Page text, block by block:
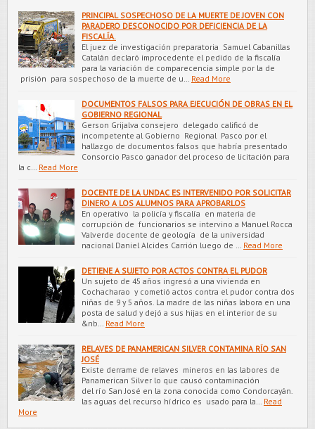
PRINCIPAL SOSPECHOSO DE LA MUERTE DE JOVEN CON
PARADERO DESCONOCIDO POR DEFICIENCIA DE LA
FISCALÍA.
El juez de investigación preparatoria Samuel Cabanillas
Catalán declaró improcedente el pedido de la fiscalía
para la variación de comparecencia simple por la de
prisión para sospechoso de la muerte de u…
Read More
DOCUMENTOS FALSOS PARA EJECUCIÓN DE OBRAS EN EL
GOBIERNO REGIONAL
Gerson Grijalva consejero delegado calificó de
incompetente al Gobierno Regional Pasco por el
hallazgo de documentos falsos que habría presentado
Consorcio Pasco ganador del proceso de licitación para
la c…
Read More
DOCENTE DE LA UNDAC ES INTERVENIDO POR SOLICITAR
DINERO A LOS ALUMNOS PARA APROBARLOS
En operativo la policía y fiscalía en materia de
corrupción de funcionarios se intervino a Manuel Rocca
Valverde docente de geología de la universidad
nacional Daniel Alcides Carrión luego de …
Read More
DETIENE A SUJETO POR ACTOS CONTRA EL PUDOR
Un sujeto de 45 años ingresó a una vivienda en
Cochacharao y cometió actos contra el pudor contra dos
niñas de 9 y 5 años. La madre de las niñas labora en una
posta de salud y dejó a sus hijas en el interior de su
&nb…
Read More
RELAVES DE PANAMERICAN SILVER CONTAMINA RÍO SAN
JOSÉ
Existe derrame de relaves mineros en las labores de
Panamerican Silver lo que causó contaminación
del río San José en la zona conocida como Condorcayán.
las aguas del recurso hídrico es usado para la…
Read
More